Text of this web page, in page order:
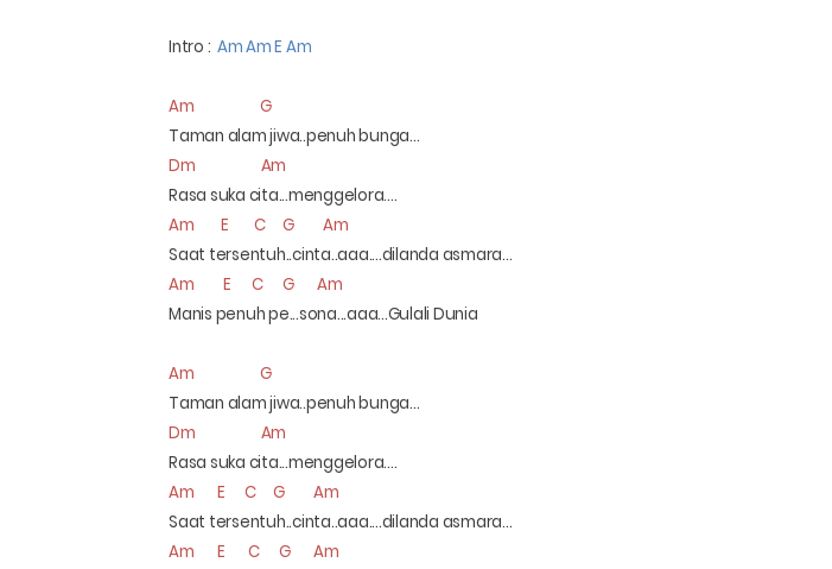
Intro : Am Am E Am
Am
G
Taman alam jiwa..penuh bunga...
Dm
Am
Rasa suka cita...menggelora....
Am
E C G
Am
Saat tersentuh..cinta..aaa....dilanda asmara...
Am
E C G
Am
Manis penuh pe...sona...aaa...Gulali Dunia
Am
G
Taman alam jiwa..penuh bunga...
Dm
Am
Rasa suka cita...menggelora....
Am
E C G
Am
Saat tersentuh..cinta..aaa....dilanda asmara...
Am
E C G
Am